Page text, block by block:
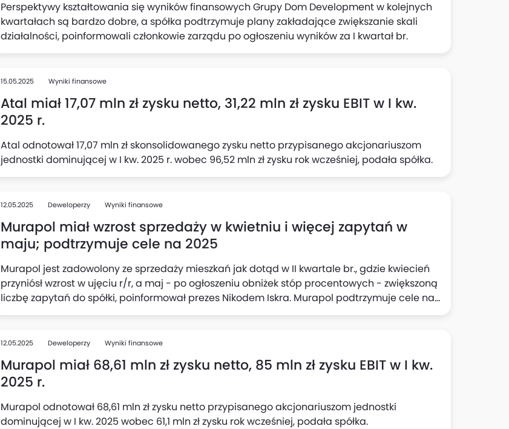
Perspektywy kształtowania się wyników finansowych Grupy Dom Development w kolejnych
kwartałach są bardzo dobre, a spółka podtrzymuje plany zakładające zwiększanie skali
działalności, poinformowali członkowie zarządu po ogłoszeniu wyników za I kwartał br.
15.05.2025 Wyniki finansowe
Atal miał 17,07 mln zł zysku netto, 31,22 mln zł zysku EBIT w I kw.
2025 r.
Atal odnotował 17,07 mln zł skonsolidowanego zysku netto przypisanego akcjonariuszom
jednostki dominującej w I kw. 2025 r. wobec 96,52 mln zł zysku rok wcześniej, podała spółka.
12.05.2025 Deweloperzy Wyniki finansowe
Murapol miał wzrost sprzedaży w kwietniu i więcej zapytań w
maju; podtrzymuje cele na 2025
Murapol jest zadowolony ze sprzedaży mieszkań jak dotąd w II kwartale br., gdzie kwiecień
przyniósł wzrost w ujęciu r/r, a maj - po ogłoszeniu obniżek stóp procentowych - zwiększoną
liczbę zapytań do spółki, poinformował prezes Nikodem Iskra. Murapol podtrzymuje cele na
cały rok, przewidujące sprzedaż 3,1-3,3 tys. mieszkań w segmencie detalicznym i
12.05.2025 Deweloperzy Wyniki finansowe
Murapol miał 68,61 mln zł zysku netto, 85 mln zł zysku EBIT w I kw.
2025 r.
Murapol odnotował 68,61 mln zł zysku netto przypisanego akcjonariuszom jednostki
dominującej w I kw. 2025 wobec 61,1 mln zł zysku rok wcześniej, podała spółka.